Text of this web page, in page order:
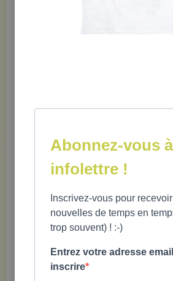
5,5 X 8" ; 128 pages; 12 ans et plus; ISBN 978-2-
Abonnez-vous
infolettre !
Inscrivez-vous pour
nouvelles de temps en
trop souvent) ! :-)
Entrez votre adresse
inscrire